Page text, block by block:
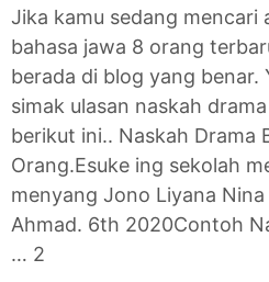
Jika kamu sedang mencari
bahasa jawa 8 orang
berada di blog yang benar.
simak ulasan naskah
berikut ini.. Naskah Drama
Orang.Esuke ing sekolah
menyang Jono Liyana
Ahmad. 6th 2020Contoh
… 2